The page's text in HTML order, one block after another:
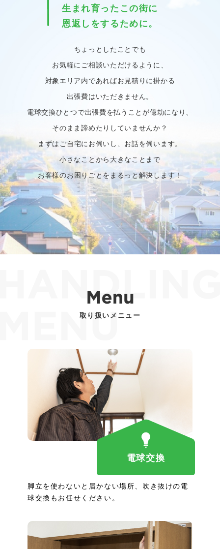
生まれ育ったこの街に
恩返しをするために。
ちょっとしたことでも
お気軽にご相談いただけるように、
対象エリア内であればお見積りに掛かる
出張費はいただきません。
電球交換ひとつで出張費を払うことが億劫になり、
そのまま諦めたりしていませんか？
まずはご自宅にお伺いし、お話を伺います。
小さなことから大きなことまで
お客様のお困りごとをまるっと解決します！
取り扱いメニュー
電球交換
脚立を使わないと届かない場所、吹き抜けの電
球交換もお任せください。